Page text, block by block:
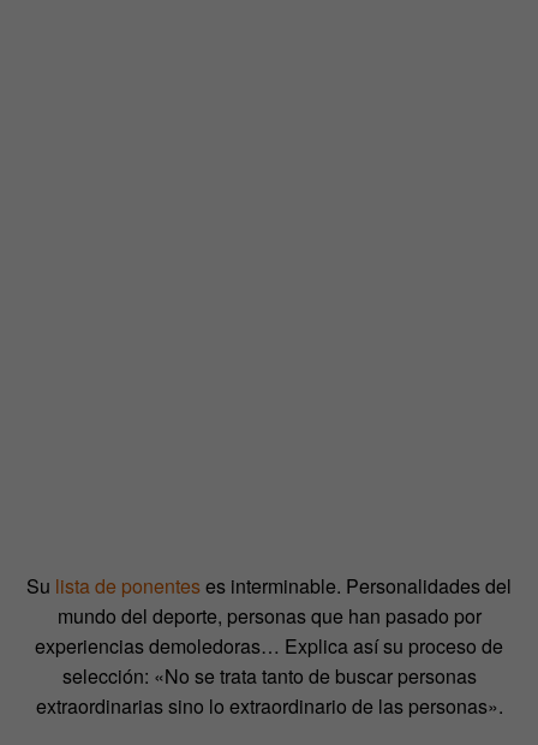
Su lista de ponenteses interminable. Personalidades del
mundo del deporte, personas que han pasado por
experiencias demoledoras… Explica así su proceso de
selección: «No se trata tanto de buscar personas
extraordinarias sino lo extraordinario de las personas».